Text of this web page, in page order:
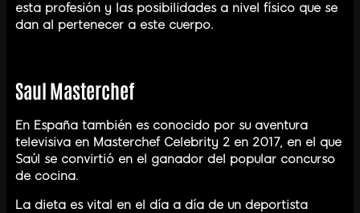
esta profesión y las posibilidades a nivel físico que se
dan al pertenecer a este cuerpo.
Saul Masterchef
En España también es conocido por su aventura
televisiva en Masterchef Celebrity 2 en 2017, en el que
Saúl se convirtió en el ganador del popular concurso
de cocina.
La dieta es vital en el día a día de un deportista